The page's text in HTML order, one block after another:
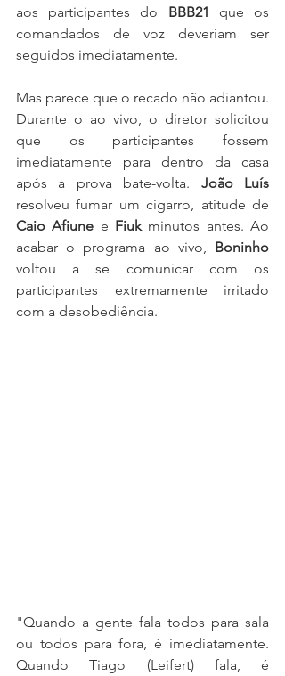
aos participantes do BBB21 que os
comandados de voz deveriam ser
seguidos imediatamente.
Mas parece que o recado não adiantou.
Durante o ao vivo, o diretor solicitou
que os participantes fossem
imediatamente para dentro da casa
após a prova bate-volta. João Luís
Caio Afiune e Fiuk minutos antes. Ao
acabar o programa ao vivo,
voltou a se comunicar com os
participantes extremamente irritado
com a desobediência.
"Quando a gente fala todos para sala
ou todos para fora, é imediatamente.
Quando Tiago (Leifert) fala, é